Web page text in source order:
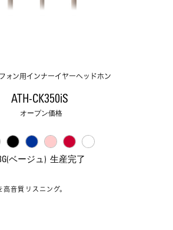
ォン用インナーイヤーヘッドホン
ATH-CK350iS
オープン価格
ベージュ)  生産完了
音質リスニング。